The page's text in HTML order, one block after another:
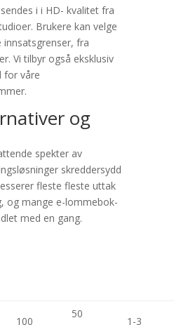
i i HD- kvalitet fra
Brukere kan velge
fra
Vi tilbyr også eksklusiv
for våre
og
spekter av
skreddersydd
fleste fleste uttak
og mange e-lommebok-
med en gang.
100
50
1-3